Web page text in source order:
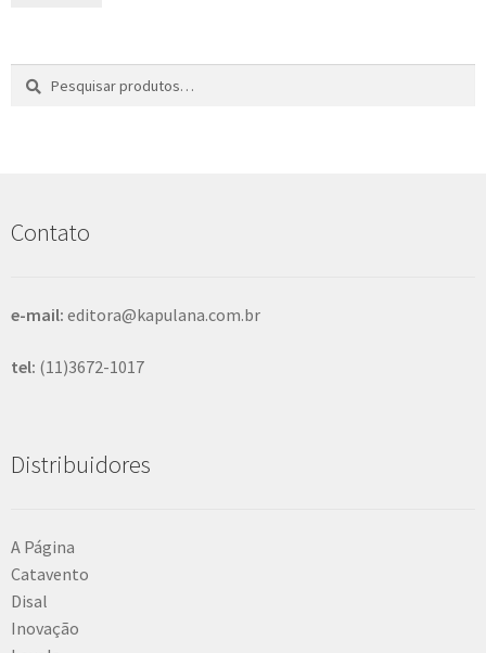
Pesquisar
a
Contato
e-mail: editora@kapulana.com.br
tel: (11)3672-1017
Distribuidores
A Página
Catavento
Disal
Inovação